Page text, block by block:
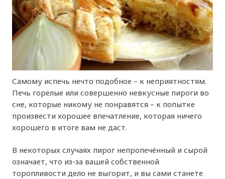
Самому испечь нечто подобное – к неприятностям.
Печь горелые или совершенно невкусные пироги во
сне, которые никому не понравятся – к попытке
произвести хорошее впечатление, которая ничего
хорошего в итоге вам не даст.
В некоторых случаях пирог непропечённый и сырой
означает, что из-за вашей собственной
торопливости дело не выгорит, и вы сами станете